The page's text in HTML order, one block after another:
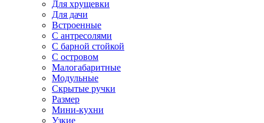
Для хрущевки
Для дачи
Встроенные
С антресолями
С барной стойкой
С островом
Малогабаритные
Модульные
Скрытые ручки
Размер
Мини-кухни
Узкие